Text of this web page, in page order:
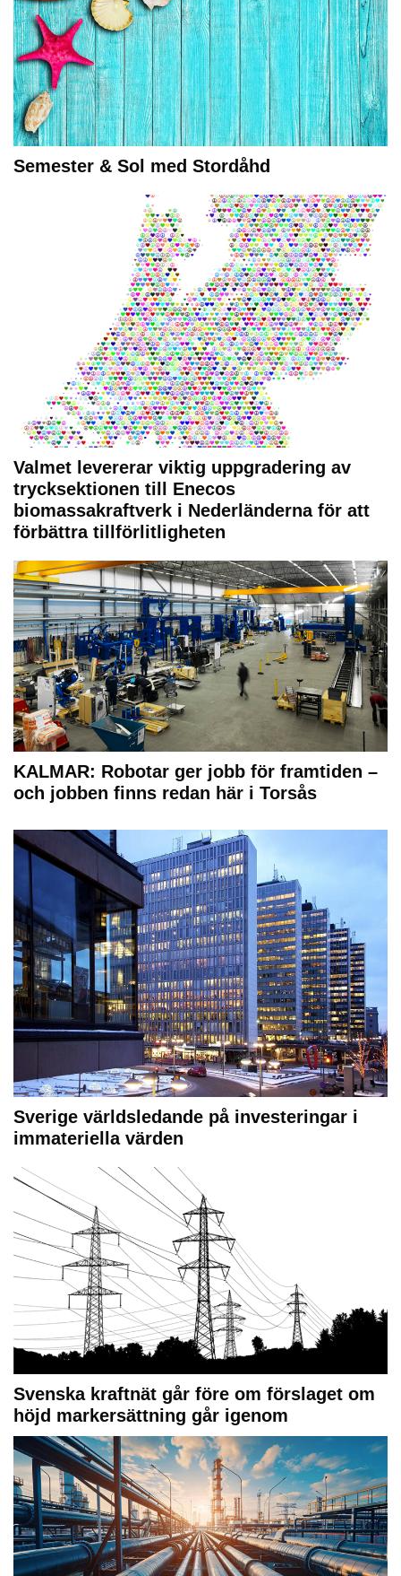
Semester & Sol med Stordåhd
Valmet levererar viktig uppgradering av
trycksektionen till Enecos
biomassakraftverk i Nederländerna för att
förbättra tillförlitligheten
KALMAR: Robotar ger jobb för framtiden –
och jobben finns redan här i Torsås
Sverige världsledande på investeringar i
immateriella värden
Svenska kraftnät går före om förslaget om
höjd markersättning går igenom